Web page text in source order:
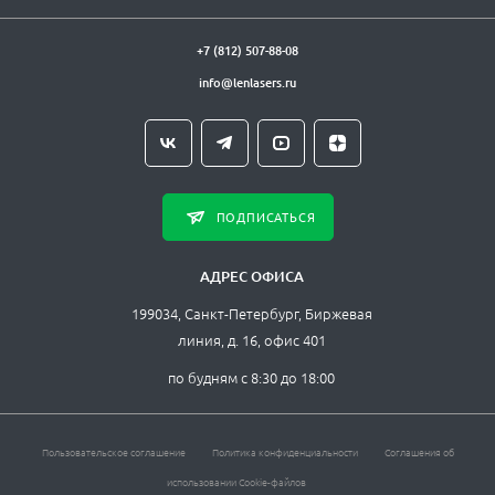
1091 нм , PMF, буфер 900 мкм, FC/APC
1094 нм , PMF, буфер 900 мкм, FC/APC
1095 нм , PMF, буфер 900 мкм, FC/APC
1096 нм , PMF, буфер 900 мкм, FC/APC
1097 нм , PMF, буфер 900 мкм, FC/APC
1098 нм , PMF, буфер 900 мкм, FC/APC
+7 (812) 507-88-08
info@lenlasers.ru
ПОДПИСАТЬСЯ
АДРЕС ОФИСА
199034, Санкт-Петербург, Биржевая
линия, д. 16, офис 401
по будням с 8:30 до 18:00
Пользовательское соглашение Политика конфиденциальности
Соглашения об
использовании Cookie-файлов